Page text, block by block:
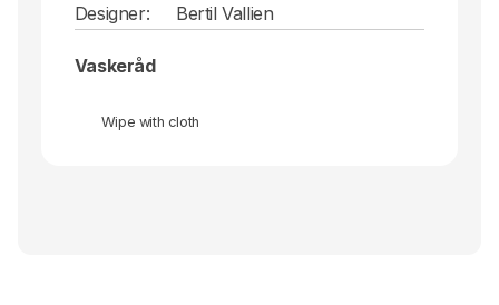
Designer:
Bertil Vallien
Vaskeråd
Wipe with cloth